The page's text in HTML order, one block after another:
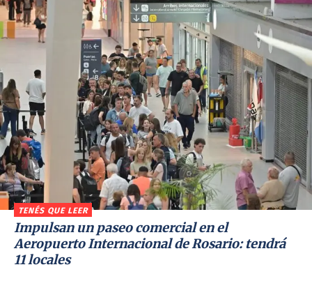
TENÉS QUE LEER
Impulsan un paseo comercial en el
Aeropuerto Internacional de Rosario: tendrá
11 locales